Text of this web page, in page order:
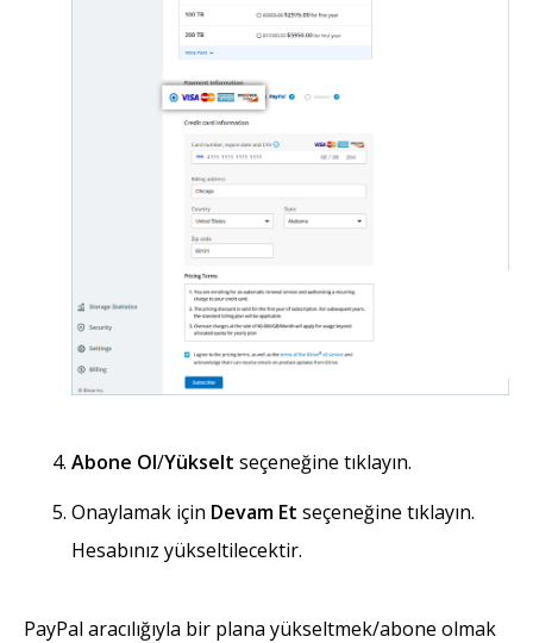
Abone Ol/Yükselt seçeneğine tıklayın.
Onaylamak için Devam Et seçeneğine tıklayın.
Hesabınız yükseltilecektir.
PayPal aracılığıyla bir plana yükseltmek/abone olmak